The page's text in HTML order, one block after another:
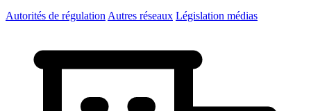
Autorités de régulation Autres réseaux Législation médias